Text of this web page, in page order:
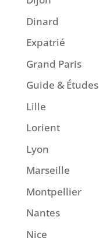
Dinard
Expatrié
Grand Paris
Guide & Études
Lille
Lorient
Lyon
Marseille
Montpellier
Nantes
Nice